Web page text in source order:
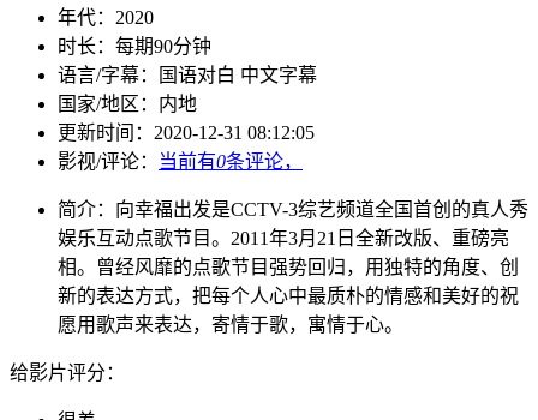
年代： 2020
时长： 每期90分钟
语言/字幕：
国语对白 中文字幕
国家/地区： 内地
更新时间： 2020-12-31 08:12:05
影视/评论：
当前有0条评论，
简介： 向幸福出发是CCTV-3综艺频道全国首创的真人秀
娱乐互动点歌节目。2011年3月21日全新改版、重磅亮
相。曾经风靡的点歌节目强势回归，用独特的角度、创
新的表达方式，把每个人心中最质朴的情感和美好的祝
愿用歌声来表达，寄情于歌，寓情于心。
给影片评分：